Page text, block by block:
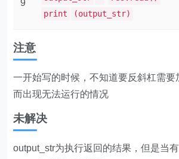
9
print
(output_str)
注意
一开始写的时候，不知道要反斜杠需要
而出现无法运行的情况
未解决
output_str为执行返回的结果，但是当